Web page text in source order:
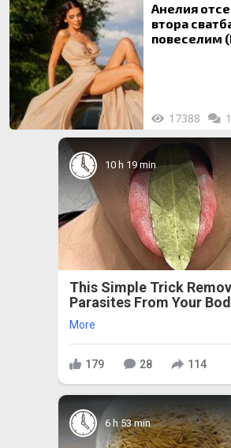
Анелия
втора
повеселим
17388
10 h 19 min
This Simple Trick
Parasites From Your
More
179 28 114
6 h 53 min